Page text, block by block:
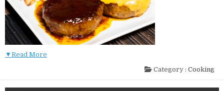
▼Read More
Category : Cooking